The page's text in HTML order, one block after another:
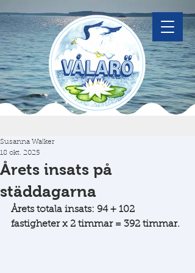
Årets insats på
städdagarna
Susanna Walker
18 okt. 2025
Årets totala insats: 94 + 102
fastigheter x 2 timmar = 392 timmar.